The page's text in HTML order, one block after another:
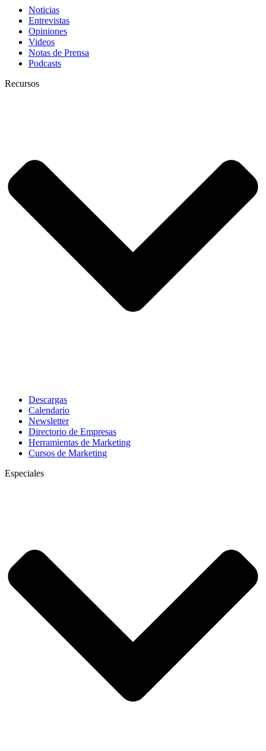
Noticias
Entrevistas
Opiniones
Videos
Notas de Prensa
Podcasts
Recursos
Descargas
Calendario
Newsletter
Directorio de Empresas
Herramientas de Marketing
Cursos de Marketing
Especiales